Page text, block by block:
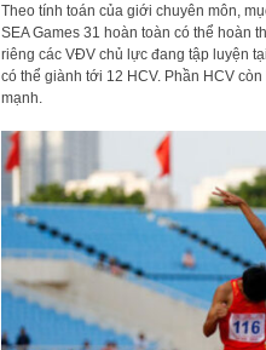
Theo tính toán của giới chuyên môn,
SEA Games 31 hoàn toàn có thể hoàn
riêng các VĐV chủ lực đang tập luyện
có thể giành tới 12 HCV. Phần HCV
mạnh.